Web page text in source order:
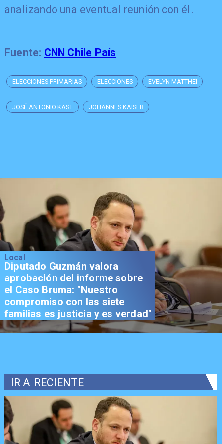
analizando una eventual reunión con él.
Fuente: CNN Chile País
ELECCIONES PRIMARIAS ELECCIONES EVELYN MATTHEI
JOSÉ ANTONIO KAST JOHANNES KAISER
Local
Diputado Guzmán valora
aprobación del informe sobre
el Caso Bruma: "Nuestro
compromiso con las siete
familias es justicia y es verdad"
IR A RECIENTE